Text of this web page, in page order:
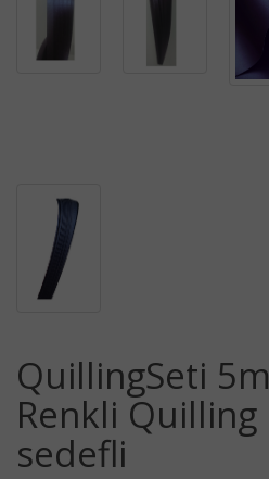
QuillingSeti
Renkli Quilling
sedefli